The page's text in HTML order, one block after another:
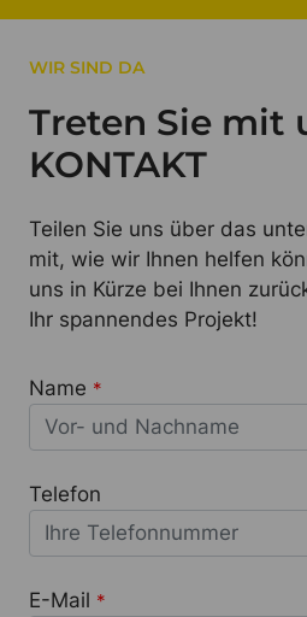
WIR SIND DA
Treten Sie mit
KONTAKT
Teilen Sie uns über das
mit, wie wir Ihnen helfen
uns in Kürze bei Ihnen
Ihr spannendes Projekt!
Name *
Telefon
E-Mail *